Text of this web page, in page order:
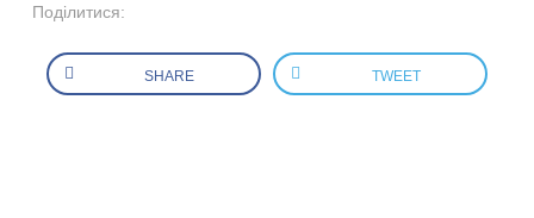
Поділитися:
SHARE TWEET